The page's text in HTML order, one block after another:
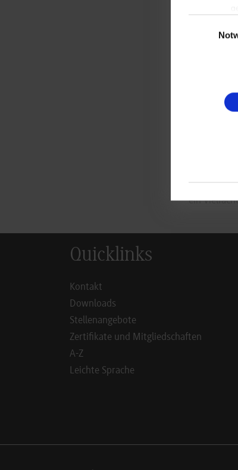
Komplexe
erlaubt es
gesamten
vielen
die
ein
Quicklinks
Kontakt
Downloads
Stellenangebote
Zertifikate und Mitgliedschaften
A-Z
Leichte Sprache